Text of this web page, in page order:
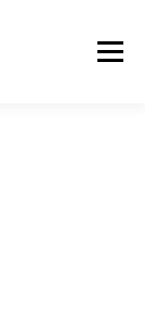
Menü